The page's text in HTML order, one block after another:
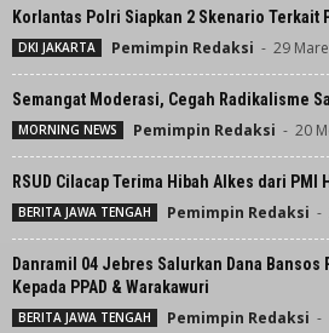
Korlantas Polri Siapkan 2 Skenario Terkait
DKI JAKARTA Pemimpin Redaksi - 29
Semangat Moderasi, Cegah Radikalisme
MORNING NEWS Pemimpin Redaksi - 20
RSUD Cilacap Terima Hibah Alkes dari PMI
BERITA JAWA TENGAH Pemimpin Redaksi -
Danramil 04 Jebres Salurkan Dana
Kepada PPAD & Warakawuri
BERITA JAWA TENGAH Pemimpin Redaksi -